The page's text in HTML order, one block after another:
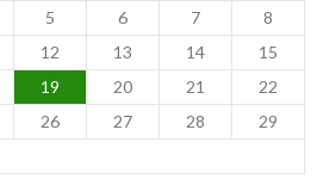
5 6 7
8
12 13 14
15
19 20 21
22
26 27 28
29